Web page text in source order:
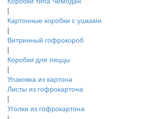
|
Картонные коробки с ушками
|
Витринный гофрокороб
|
Коробки для пиццы
|
Упаковка из картона
Листы из гофрокартона
|
Уголки из гофрокартона